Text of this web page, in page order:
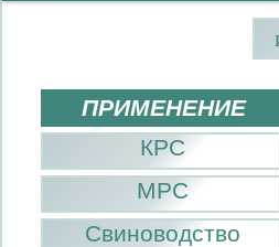
ПРИМЕНЕНИЕ
КРС
МРС
Свиноводство